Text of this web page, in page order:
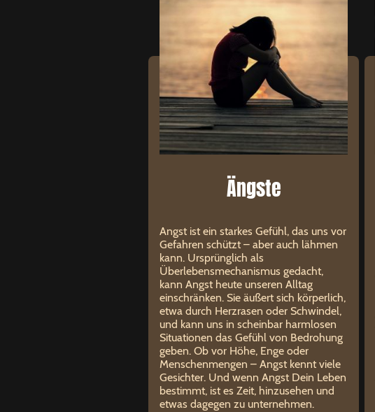
Ängste
Angst ist ein starkes Gefühl, das uns vor
Gefahren schützt – aber auch lähmen
kann. Ursprünglich als
Überlebensmechanismus gedacht,
kann Angst heute unseren Alltag
einschränken. Sie äußert sich körperlich,
etwa durch Herzrasen oder Schwindel,
und kann uns in scheinbar harmlosen
Situationen das Gefühl von Bedrohung
geben. Ob vor Höhe, Enge oder
Menschenmengen – Angst kennt viele
Gesichter. Und wenn Angst Dein Leben
bestimmt, ist es Zeit, hinzusehen und
etwas dagegen zu unternehmen.